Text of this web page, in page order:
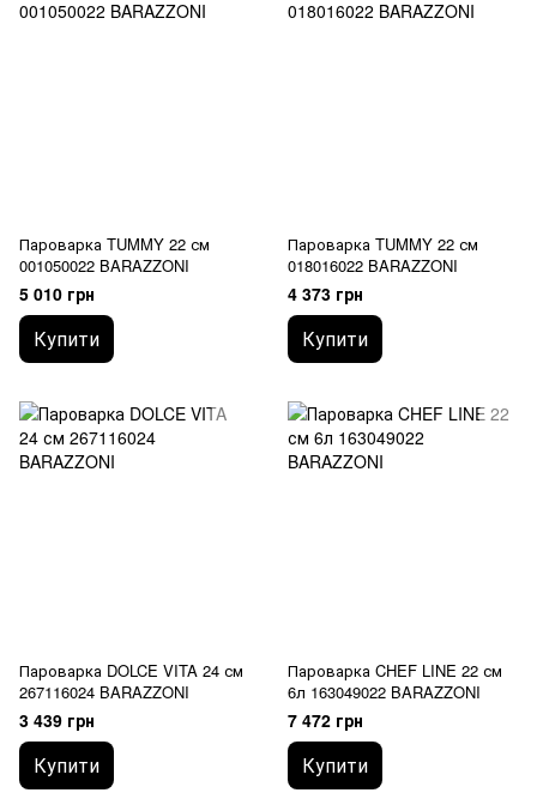
Пароварка TUMMY 22 см
001050022 BARAZZONI
5 010 грн
Купити
Пароварка TUMMY 22 см
018016022 BARAZZONI
4 373 грн
Купити
Пароварка DOLCE VITA 24 см
267116024 BARAZZONI
3 439 грн
Купити
Пароварка CHEF LINE 22 см
6л 163049022 BARAZZONI
7 472 грн
Купити